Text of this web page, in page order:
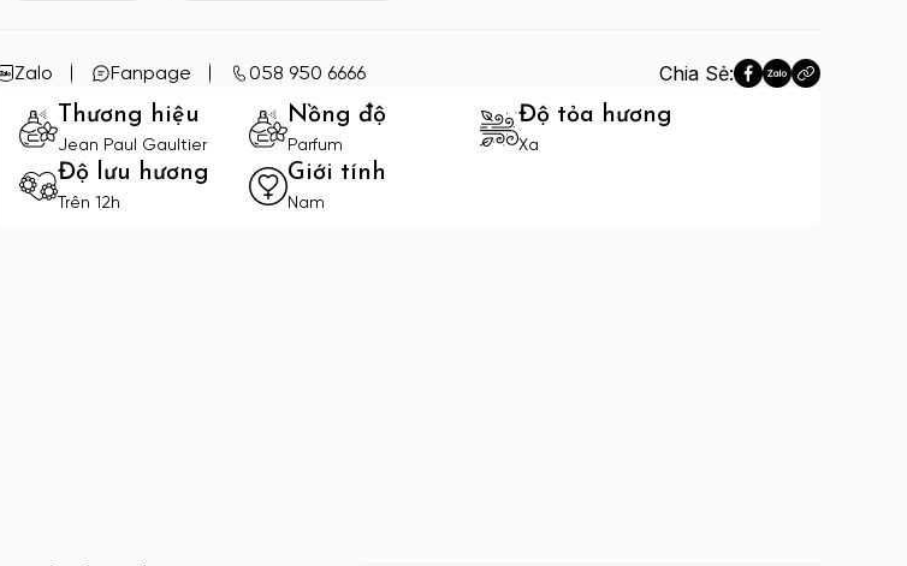
Zalo Fanpage 058 950 6666
Chia Sẻ:
Thương hiệu
Jean Paul Gaultier
Nồng độ
Parfum
Độ tỏa hương
Xa
Độ lưu hương
Trên 12h
Giới tính
Nam